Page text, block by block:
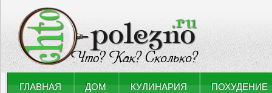
ГЛАВНАЯ ДОМ КУЛИНАРИЯ ПОХУДЕНИЕ